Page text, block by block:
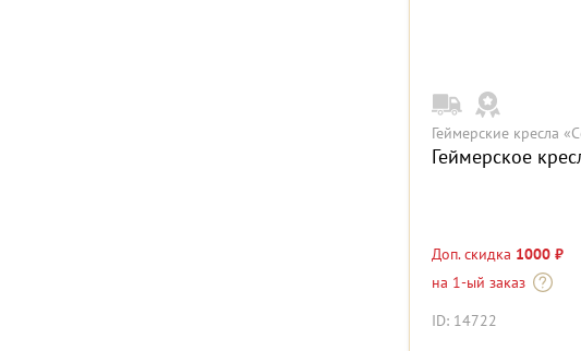
Геймерские кресла
Геймерское
Доп. скидка 1000 ₽
на 1-ый заказ
ID: 14722